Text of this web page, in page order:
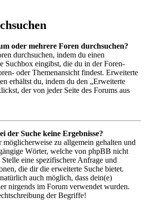
oder mehrere Foren durchsuchen?
durchsuchen, indem du einen
Suchbox eingibst, die du in der Foren-
oder Themenansicht findest. Erweiterte
erhältst du, indem du den „Erweiterte
der von jeder Seite des Forums aus
der Suche keine Ergebnisse?
möglicherweise zu allgemein gehalten und
Wörter, welche von phpBB nicht
eine spezifischere Anfrage und
die dir die erweiterte Suche bietet.
auch möglich, dass dein(e)
nirgends im Forum verwendet wurden.
der Begriffe!